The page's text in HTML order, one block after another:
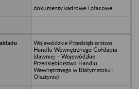
dokumenty kadrowe i płacowe
Wojewódzkie Przedsiębiorstwo
Handlu Wewnętrznego Gołdapia
(dawniej – Wojewódzkie
Przedsiębiorstwo Handlu
Wewnętrznego w Białymstoku i
Olsztynie)